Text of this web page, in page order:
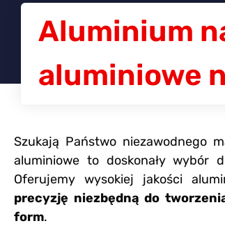
Aluminium
aluminiowe
Szukają Państwo niezawodnego
aluminiowe to doskonały wybór
Oferujemy wysokiej jakości
precyzję niezbędną do
form.